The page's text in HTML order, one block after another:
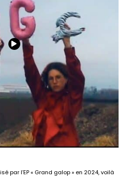
par l’EP « Grand galop » en 2024, voilà